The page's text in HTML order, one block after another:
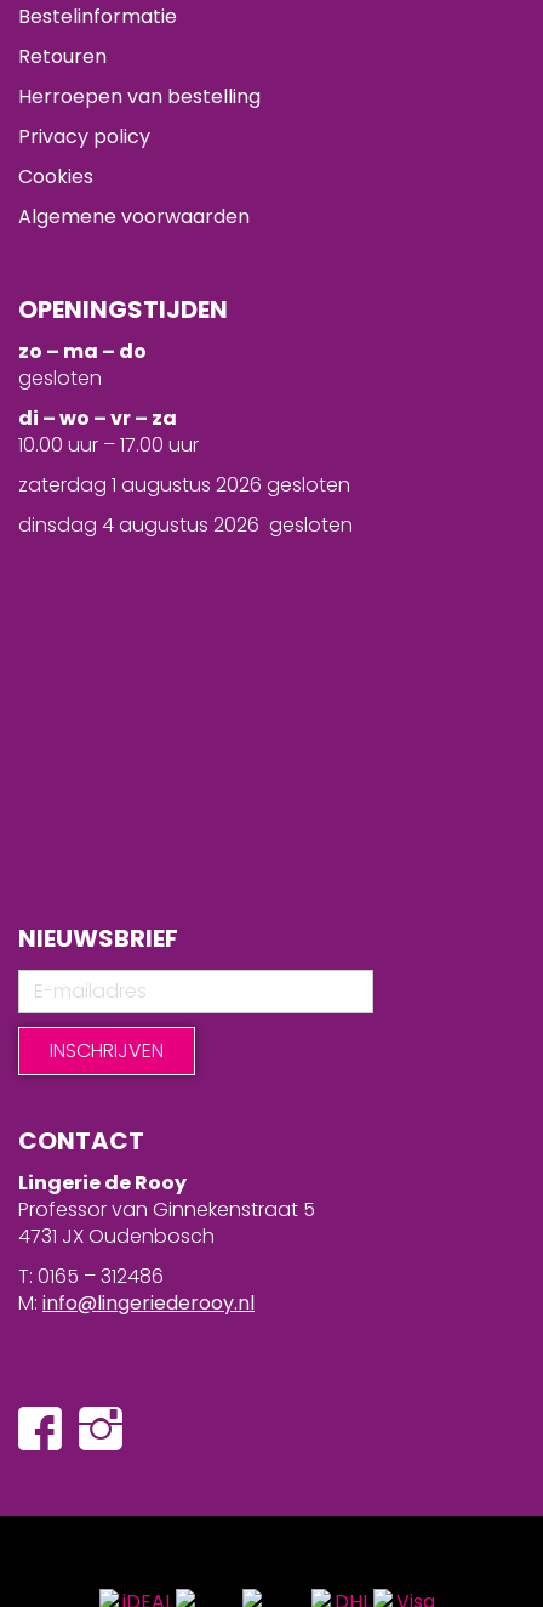
Bestelinformatie
Retouren
Herroepen van bestelling
Privacy policy
Cookies
Algemene voorwaarden
OPENINGSTIJDEN
zo – ma – do
gesloten
di – wo – vr – za
10.00 uur – 17.00 uur
zaterdag 1 augustus 2026 gesloten
dinsdag 4 augustus 2026 gesloten
NIEUWSBRIEF
CONTACT
Lingerie de Rooy
Professor van Ginnekenstraat 5
4731 JX Oudenbosch
T: 0165 – 312486
M: info@lingeriederooy.nl